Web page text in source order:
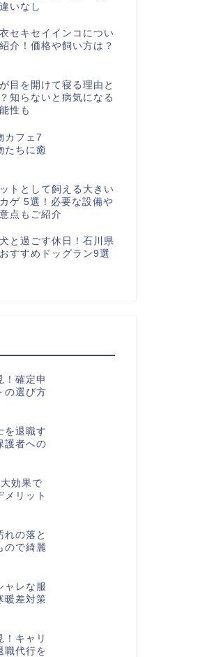
いなし
セキセイインコについ
介！価格や飼い方は？
目を開けて寝る理由と
知らないと病気になる
性も
カフェ7
たちに癒
トとして飼える大きい
カゲ 5選！必要な設備や
点もご紹介
と過ごす休日！石川県
すすめドッグラン9選
！確定申
の選び方
を退職す
護者への
効果で
メリット
れの落と
ので綺麗
ャレな服
暖差対策
！キャリ
職代行を